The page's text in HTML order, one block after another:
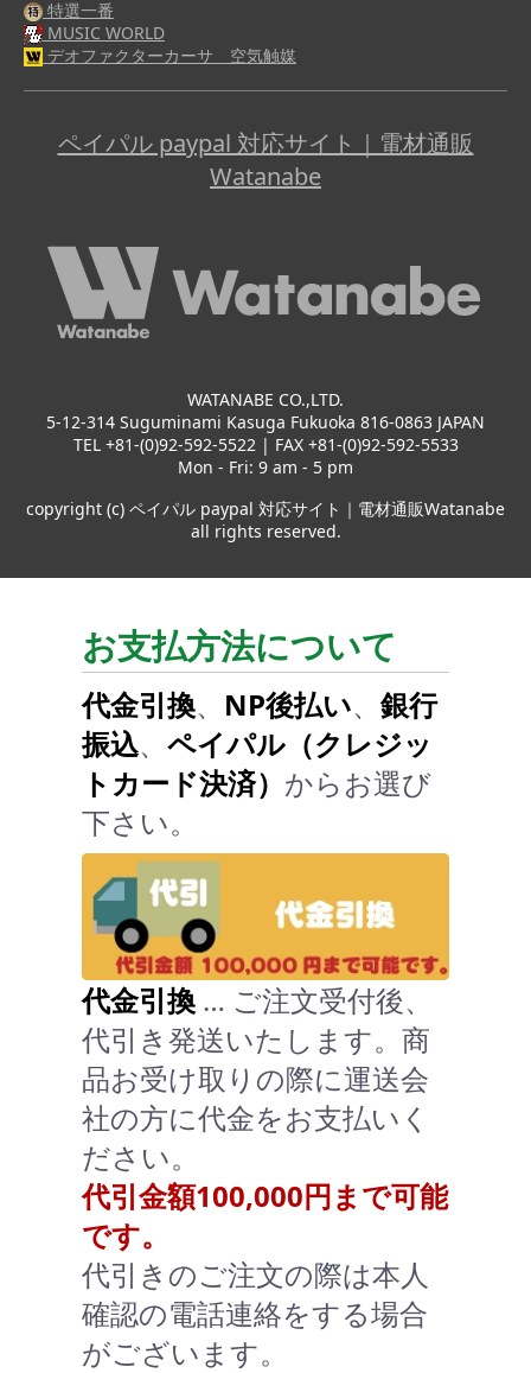
特選一番
MUSIC WORLD
デオファクターカーサ 空気触媒
ペイパル paypal 対応サイト｜電材通販
Watanabe
WATANABE CO.,LTD.
5-12-314 Suguminami Kasuga Fukuoka 816-0863 JAPAN
TEL +81-(0)92-592-5522 | FAX +81-(0)92-592-5533
Mon - Fri: 9 am - 5 pm
copyright (c) ペイパル paypal 対応サイト｜電材通販Watanabe
all rights reserved.
お支払方法について
代金引換、 NP後払い、 銀行
振込、 ペイパル（クレジッ
トカード決済） からお選び
下さい。
代金引換 … ご注文受付後、
代引き発送いたします。商
品お受け取りの際に運送会
社の方に代金をお支払いく
ださい。
代引金額100,000円まで可能
です。
代引きのご注文の際は本人
確認の電話連絡をする場合
がございます。